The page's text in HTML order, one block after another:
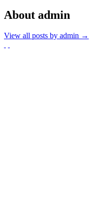
About admin
View all posts by admin →